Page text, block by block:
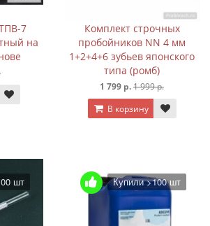
7
на
Комплект строчных
пробойников NN 4 мм
1+2+4+6 зубьев японского
типа (ромб)
1 799 р.1 999 р.
В корзину
шт Купили >100 шт